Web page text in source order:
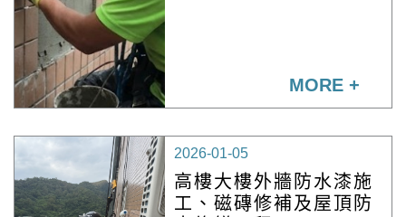
MORE +
2026-01-05
高樓大樓外牆防水漆施
工、磁磚修補及屋頂防